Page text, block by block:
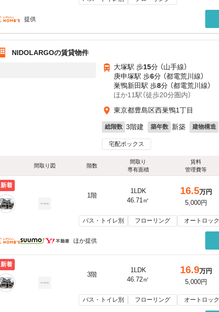
提供
NIDOLARGOの賃貸物件
大塚駅 歩15分 （山手線）
庚申塚駅 歩6分 （都電荒川線）
巣鴨新田駅 歩8分 （都電荒川線）
ほか11駅（徒歩20分圏内）
東京都豊島区西巣鴨1丁目
総階数 3階建 築年数 新築 建物構造
宅配ボックス
間取り図 階数
間取り
専有面積
賃料
管理費等
新着
1階
1LDK
46.71㎡
16.5万円
5,000円
バス・トイレ別 フローリング オートロック
ほか提供
新着
3階
1LDK
46.72㎡
16.9万円
5,000円
バス・トイレ別 フローリング オートロック